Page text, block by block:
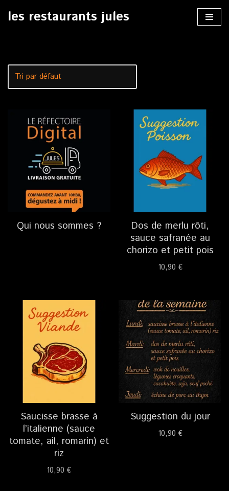
les restaurants jules
Qui nous sommes ?
Dos de merlu rôti,
sauce safranée au
chorizo et petit pois
10,90 €
Saucisse brasse à
l’italienne (sauce
tomate, ail, romarin) et
riz
10,90€
Suggestion du jour
10,90 €